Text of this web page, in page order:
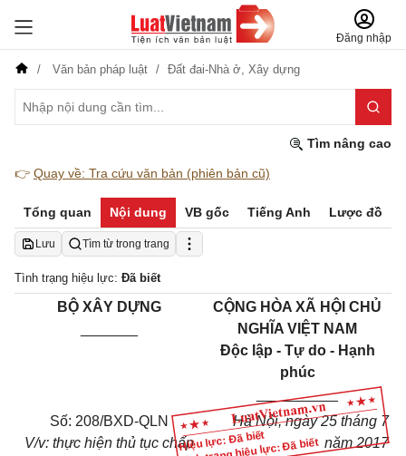
Đăng nhập
Văn bản pháp luật Đất đai-Nhà ở, Xây dựng
Tìm nâng cao
👉 Quay về: Tra cứu văn bản (phiên bản cũ)
Tổng quan Nội dung VB gốc Tiếng Anh Lược đồ
Lưu Tìm từ trong trang
Tình trạng hiệu lực: Đã biết
Hiệu lực: Đã biết
BỘ XÂY DỰNG
CỘNG HÒA XÃ HỘI CHỦ
NGHĨA VIỆT NAM
Độc lập - Tự do - Hạnh
phúc
__________
Số: 208/BXD-QLN
V/v: thực hiện thủ tục chấp
Hà Nội, ngày 25 tháng 7
năm 2017